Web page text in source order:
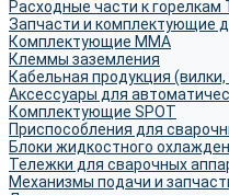
Расходные части к горелкам
Запчасти и комплектующие
Комплектующие ММА
Клеммы заземления
Кабельная продукция (вилки,
Аксессуары для
Комплектующие SPOT
Приспособления для
Блоки жидкостного
Тележки для сварочных
Механизмы подачи и